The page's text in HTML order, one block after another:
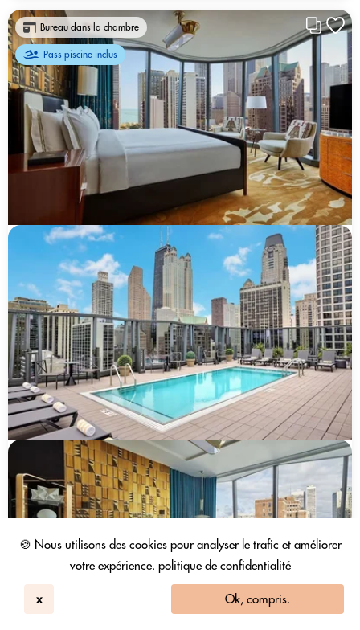
🍪 Nous utilisons des cookies pour analyser le trafic et améliorer
votre expérience. politique de confidentialité
x Ok, compris.
Bureau dans la chambre
Pass piscine inclus